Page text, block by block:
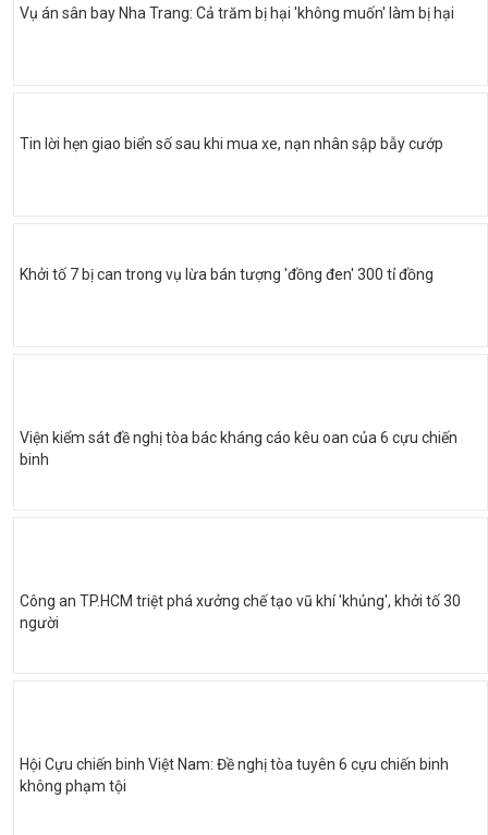
Vụ án sân bay Nha Trang: Cả trăm bị hại 'không muốn' làm bị hại
Tin lời hẹn giao biển số sau khi mua xe, nạn nhân sập bẫy cướp
Khởi tố 7 bị can trong vụ lừa bán tượng 'đồng đen' 300 tỉ đồng
Viện kiểm sát đề nghị tòa bác kháng cáo kêu oan của 6 cựu chiến
binh
Công an TP.HCM triệt phá xưởng chế tạo vũ khí 'khủng', khởi tố 30
người
Hội Cựu chiến binh Việt Nam: Đề nghị tòa tuyên 6 cựu chiến binh
không phạm tội